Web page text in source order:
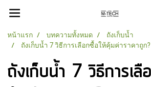
หน้าแรก บทความทั้งหมด
ถังเก็บน้ำ
ถังเก็บน้ำ 7 วิธีการเลือกซื้อให้คุ้มค่าราคาถูก?
ถังเก็บน้ำ 7 วิธีการเลื